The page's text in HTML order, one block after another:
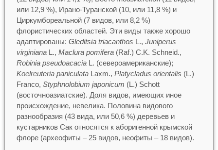
или 12,9 %), Ирано-Туранской (10, или 11,8 %) и
Циркумбореальной (7 видов, или 8,2 %)
флористических областей. Эти виды также хорошо
адаптированы: Gleditsia triacanthos L., Juniperus
virginianaL., Maclura pomifera(Raf.) C.K. Schneid.,
Robinia pseudoacaciaL. (североамериканские);
Koelreuteria paniculataLaxm., Platycladus orientalis (L.)
Franco, Styphnolobium japonicum (L.) Schott
(восточноазиатские). Доля видов, имеющих иное
происхождение, невелика. Половина видового
разнообразия (43 вида, или 50,6 %) деревьев и
кустарников Сак относятся к аборигенной крымской
флоре (археофиты – 25 видов, неофиты – 18 видов).